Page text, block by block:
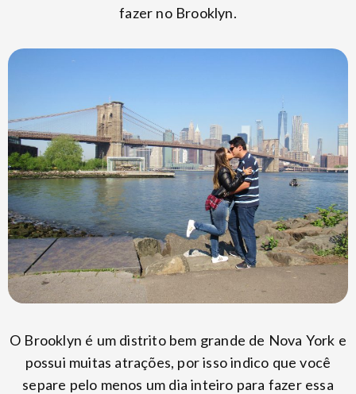
fazer no Brooklyn.
O Brooklyn é um distrito bem grande de Nova York e
possui muitas atrações, por isso indico que você
separe pelo menos um dia inteiro para fazer essa